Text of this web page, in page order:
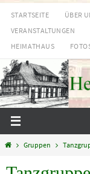
Zum
Inhalt
springen
STARTSEITE ÜBER
VERANSTALTUNGEN
HEIMATHAUS
StartGruppen